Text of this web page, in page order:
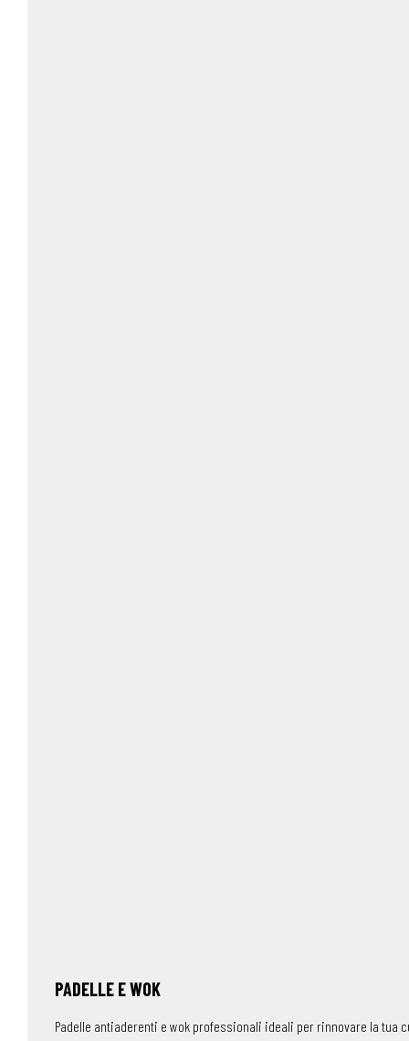
PADELLE E WOK
Padelle antiaderenti e wok professionali ideali per rinnovare la